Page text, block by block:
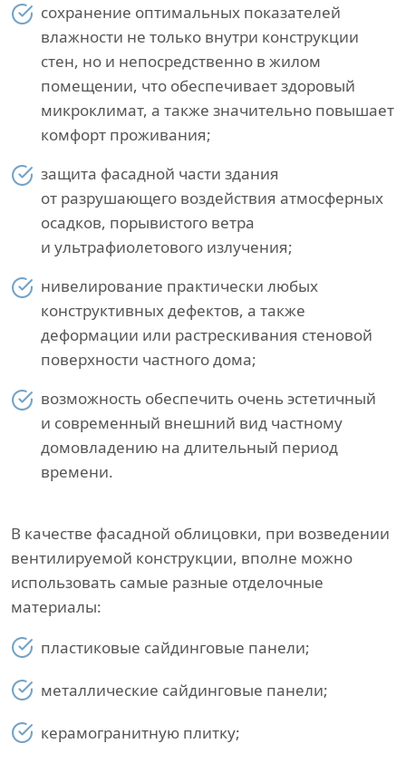
сохранение оптимальных показателей
влажности не только внутри конструкции
стен, но и непосредственно в жилом
помещении, что обеспечивает здоровый
микроклимат, а также значительно повышает
комфорт проживания;
защита фасадной части здания
от разрушающего воздействия атмосферных
осадков, порывистого ветра
и ультрафиолетового излучения;
нивелирование практически любых
конструктивных дефектов, а также
деформации или растрескивания стеновой
поверхности частного дома;
возможность обеспечить очень эстетичный
и современный внешний вид частному
домовладению на длительный период
времени.
В качестве фасадной облицовки, при возведении
вентилируемой конструкции, вполне можно
использовать самые разные отделочные
материалы:
пластиковые сайдинговые панели;
металлические сайдинговые панели;
керамогранитную плитку;